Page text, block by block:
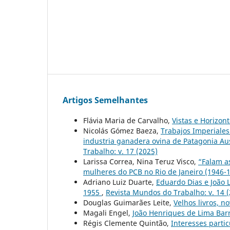
Artigos Semelhantes
Flávia Maria de Carvalho, Vistas e
Nicolás Gómez Baeza, Trabajos
industria ganadera ovina de Patagonia
Trabalho: v. 17 (2025)
Larissa Correa, Nina Teruz Visco, “Falam
mulheres do PCB no Rio de Janeiro
Adriano Luiz Duarte, Eduardo Dias e
1955 , Revista Mundos do Trabalho: v. 14
Douglas Guimarães Leite, Velhos livros,
Magali Engel, João Henriques de Lima
Régis Clemente Quintão, Interesses